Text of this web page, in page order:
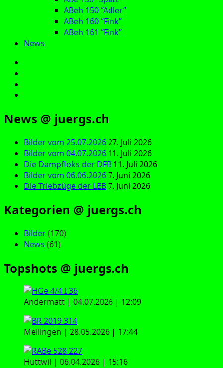
ABeh 150 “Adler”
ABeh 160 “Fink”
ABeh 161 “Fink”
News
News @ juergs.ch
Bilder vom 25.07.202627. Juli 2026
Bilder vom 04.07.2026 11. Juli 2026
Die Dampfloks der DFB 11. Juli 2026
Bilder vom 06.06.20267. Juni 2026
Die Triebzüge der LEB7. Juni 2026
Kategorien @ juergs.ch
Bilder(170)
News (61)
Topshots @ juergs.ch
Andermatt | 04.07.2026 | 12:09
Mellingen | 28.05.2026 | 17:44
Huttwil | 06.04.2026 | 15:16